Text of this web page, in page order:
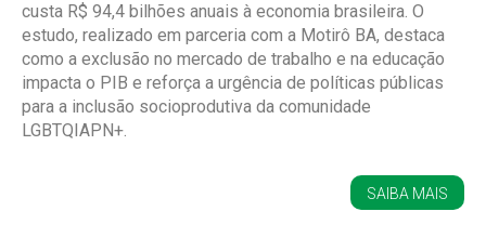
custa R$ 94,4 bilhões anuais à economia brasileira. O
estudo, realizado em parceria com a Motirô BA, destaca
como a exclusão no mercado de trabalho e na educação
impacta o PIB e reforça a urgência de políticas públicas
para a inclusão socioprodutiva da comunidade
LGBTQIAPN+.
SAIBA MAIS